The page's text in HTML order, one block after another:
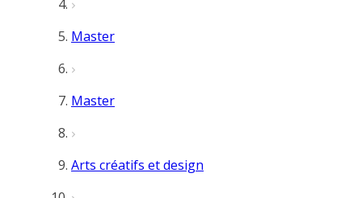
Master
Master
Arts créatifs et design